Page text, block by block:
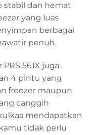
stabil dan hemat
yang luas
berbagai
penuh.
561X juga
4 pintu yang
freezer maupun
canggih
mendapatkan
tidak perlu